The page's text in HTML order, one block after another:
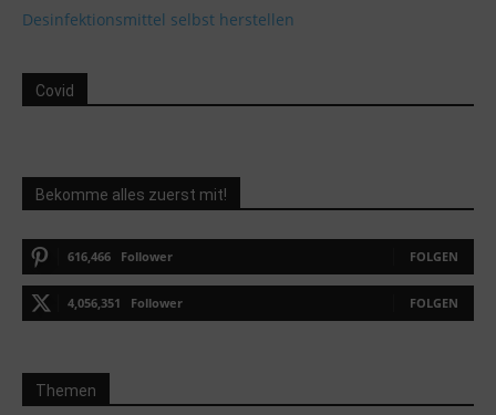
Desinfektionsmittel selbst herstellen
Covid
Bekomme alles zuerst mit!
616,466 Follower FOLGEN
4,056,351 Follower FOLGEN
Themen